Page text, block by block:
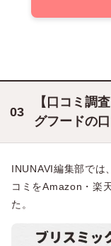
【口コミ調
グフードの
INUNAVI編集部では
コミをAmazon・楽
た。